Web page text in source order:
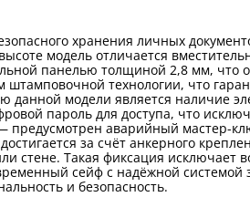
хранения личных
модель отличается
панелью толщиной 2,8 мм, что
технологии, что
данной модели является наличие
пароль для доступа, что
предусмотрен аварийный мастер-
за счёт анкерного
стене. Такая фиксация
сейф с надёжной
и безопасность.